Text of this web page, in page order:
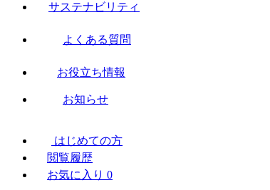
サステナビリティ
よくある質問
お役立ち情報
お知らせ
はじめての方
閲覧履歴
お気に入り 0